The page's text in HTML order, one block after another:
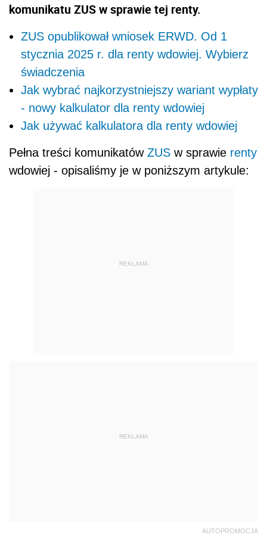
komunikatu ZUS w sprawie tej renty.
ZUS opublikował wniosek ERWD. Od 1
stycznia 2025 r. dla renty wdowiej. Wybierz
świadczenia
Jak wybrać najkorzystniejszy wariant wypłaty
- nowy kalkulator dla renty wdowiej
Jak używać kalkulatora dla renty wdowiej
Pełna treści komunikatów ZUS w sprawie renty
wdowiej - opisaliśmy je w poniższym artykule:
REKLAMA
REKLAMA
AUTOPROMOCJA